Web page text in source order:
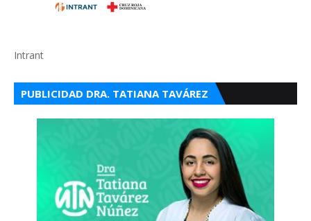
Intrant
PUBLICIDAD DRA. TATIANA TAVÁREZ